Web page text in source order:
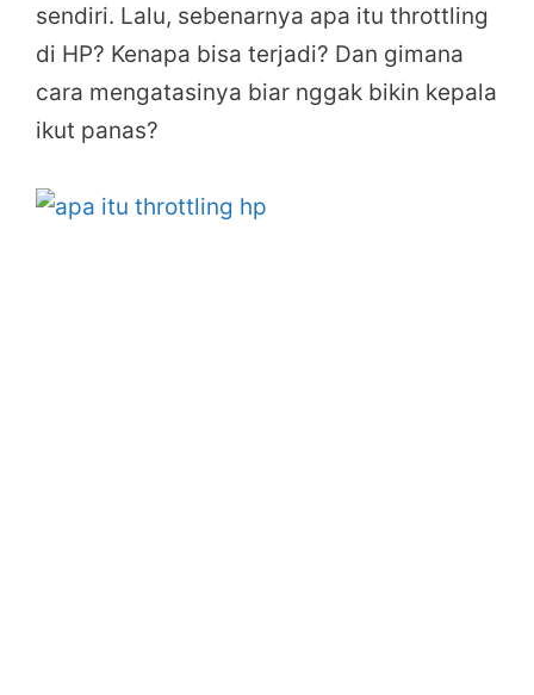
sendiri. Lalu, sebenarnya apa itu throttling
di HP? Kenapa bisa terjadi? Dan gimana
cara mengatasinya biar nggak bikin kepala
ikut panas?